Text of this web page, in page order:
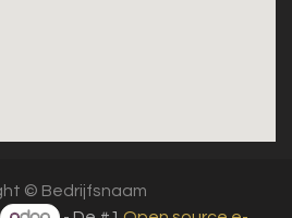
© Bedrijfsnaam